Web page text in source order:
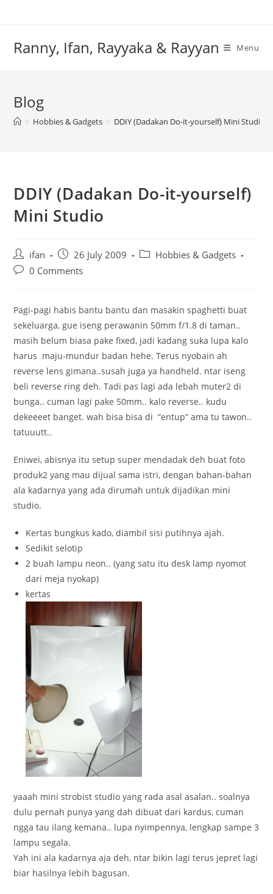
Ranny, Ifan, Rayyaka & Rayyan Menu
Blog
> Hobbies & Gadgets > DDIY (Dadakan Do-it-yourself) Mini Studio
DDIY (Dadakan Do-it-yourself)
Mini Studio
Post
author:
ifan
Post
published:
26 July 2009
PostHobbies & Gadgets
Post0 Comments
Pagi-pagi habis bantu bantu dan masakin spaghetti buat
sekeluarga, gue iseng perawanin 50mm f/1.8 di taman..
masih belum biasa pake fixed, jadi kadang suka lupa kalo
harus maju-mundur badan hehe. Terus nyobain ah
reverse lens gimana..susah juga ya handheld. ntar iseng
beli reverse ring deh. Tadi pas lagi ada lebah muter2 di
bunga.. cuman lagi pake 50mm.. kalo reverse.. kudu
dekeeeet banget. wah bisa bisa di “entup” ama tu tawon..
tatuuutt..
Eniwei, abisnya itu setup super mendadak deh buat foto
produk2 yang mau dijual sama istri, dengan bahan-bahan
ala kadarnya yang ada dirumah untuk dijadikan mini
studio.
Kertas bungkus kado, diambil sisi putihnya ajah.
Sedikit selotip
2 buah lampu neon.. (yang satu itu desk lamp nyomot
dari meja nyokap)
kertas
yaaah mini strobist studio yang rada asal asalan.. soalnya
dulu pernah punya yang dah dibuat dari kardus, cuman
ngga tau ilang kemana.. lupa nyimpennya, lengkap sampe 3
lampu segala.
Yah ini ala kadarnya aja deh, ntar bikin lagi terus jepret lagi
biar hasilnya lebih bagusan.